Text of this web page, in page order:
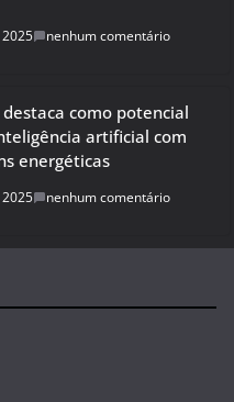
nenhum comentário
destaca como potencial
artificial com
energéticas
nenhum comentário